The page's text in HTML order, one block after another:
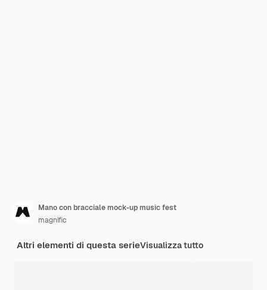
Mano con bracciale mock-up music fest
magnific
Altri elementi di questa serieVisualizza tutto